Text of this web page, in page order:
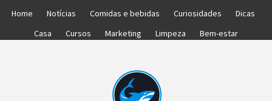
Home Notícias Comidas e bebidas Curiosidades
Dicas
Casa
Cursos Marketing Limpeza Bem-estar